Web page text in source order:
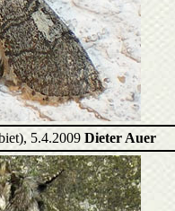
5.4.2009 Dieter Auer